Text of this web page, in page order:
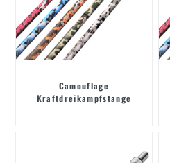
Camouflage
Kraftdreikampfstange